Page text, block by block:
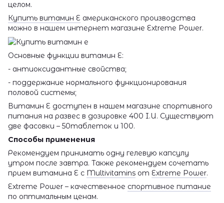
целом.
Купить витамин Е американского производства
можно в нашем интернет магазине Extreme Power.
Основные функции витамин Е:
- антиоксидантные свойства;
- поддержание нормального функционирования
половой системы;
Витамин Е доступен в нашем магазине спортивного
питания на развес в дозировке 400 I.U. Существуют
две фасовки – 50таблеток и 100.
Способы применения
Рекомендуем принимать одну гелевую капсулу
утром после завтра. Также рекомендуем сочетать
прием витамина Е с Multivitamins от Extreme Power.
Extreme Power – качественное спортивное питание
по оптимальным ценам.